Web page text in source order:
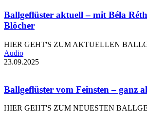
Ballgeflüster aktuell – mit Béla
Blöcher
HIER GEHT'S ZUM AKTUELLEN
Audio
23.09.2025
Ballgeflüster vom Feinsten – ganz
HIER GEHT'S ZUM NEUESTEN